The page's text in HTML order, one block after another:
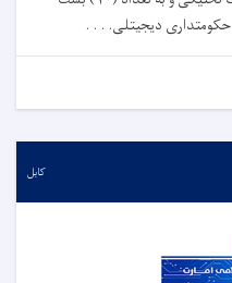
کابل